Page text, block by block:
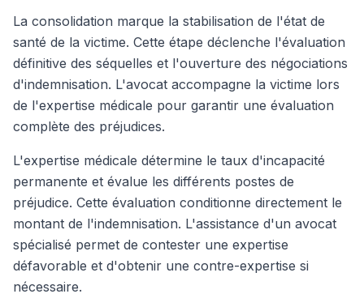
La consolidation marque la stabilisation de l'état de
santé de la victime. Cette étape déclenche l'évaluation
définitive des séquelles et l'ouverture des négociations
d'indemnisation. L'avocat accompagne la victime lors
de l'expertise médicale pour garantir une évaluation
complète des préjudices.
L'expertise médicale détermine le taux d'incapacité
permanente et évalue les différents postes de
préjudice. Cette évaluation conditionne directement le
montant de l'indemnisation. L'assistance d'un avocat
spécialisé permet de contester une expertise
défavorable et d'obtenir une contre-expertise si
nécessaire.